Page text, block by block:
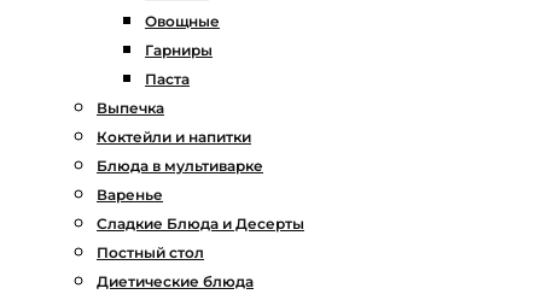
Овощные
Гарниры
Паста
Выпечка
Коктейли и напитки
Блюда в мультиварке
Варенье
Сладкие Блюда и Десерты
Постный стол
Диетические блюда